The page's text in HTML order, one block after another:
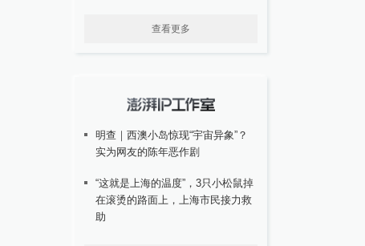
查看更多
明查｜西澳小岛惊现“宇宙异象”？
实为网友的陈年恶作剧
“这就是上海的温度”，3只小松鼠掉
在滚烫的路面上，上海市民接力救
助